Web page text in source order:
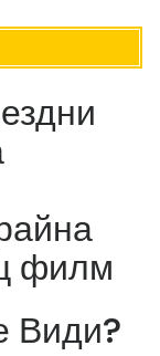
филм
Види?